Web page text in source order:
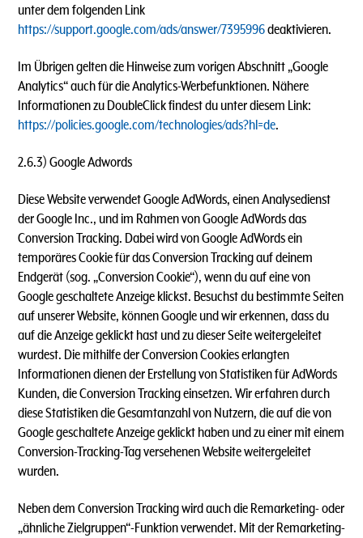
unter dem folgenden Link
https://support.google.com/ads/answer/7395996deaktivieren.
Im Übrigen gelten die Hinweise zum vorigen Abschnitt „Google
Analytics“ auch für die Analytics-Werbefunktionen. Nähere
Informationen zu DoubleClick findest du unter diesem Link:
https://policies.google.com/technologies/ads?hl=de.
2.6.3) Google Adwords
Diese Website verwendet Google AdWords, einen Analysedienst
der Google Inc., und im Rahmen von Google AdWords das
Conversion Tracking. Dabei wird von Google AdWords ein
temporäres Cookie für das Conversion Tracking auf deinem
Endgerät (sog. „Conversion Cookie“), wenn du auf eine von
Google geschaltete Anzeige klickst. Besuchst du bestimmte Seiten
auf unserer Website, können Google und wir erkennen, dass du
auf die Anzeige geklickt hast und zu dieser Seite weitergeleitet
wurdest. Die mithilfe der Conversion Cookies erlangten
Informationen dienen der Erstellung von Statistiken für AdWords
Kunden, die Conversion Tracking einsetzen. Wir erfahren durch
diese Statistiken die Gesamtanzahl von Nutzern, die auf die von
Google geschaltete Anzeige geklickt haben und zu einer mit einem
Conversion-Tracking-Tag versehenen Website weitergeleitet
wurden.
Neben dem Conversion Tracking wird auch die Remarketing- oder
„ähnliche Zielgruppen“-Funktion verwendet. Mit der Remarketing-